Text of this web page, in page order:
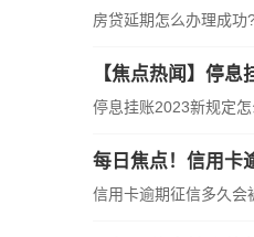
房贷延期怎么办理成
【焦点热闻】停
停息挂账2023新规定
每日焦点！信用卡
信用卡逾期征信多久会